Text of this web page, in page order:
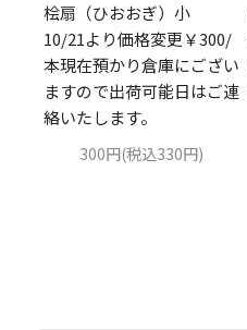
桧扇（ひおおぎ）小
10/21より価格変更￥300/
本現在預かり倉庫にござい
ますので出荷可能日はご連
絡いたします。
300円(税込330円)